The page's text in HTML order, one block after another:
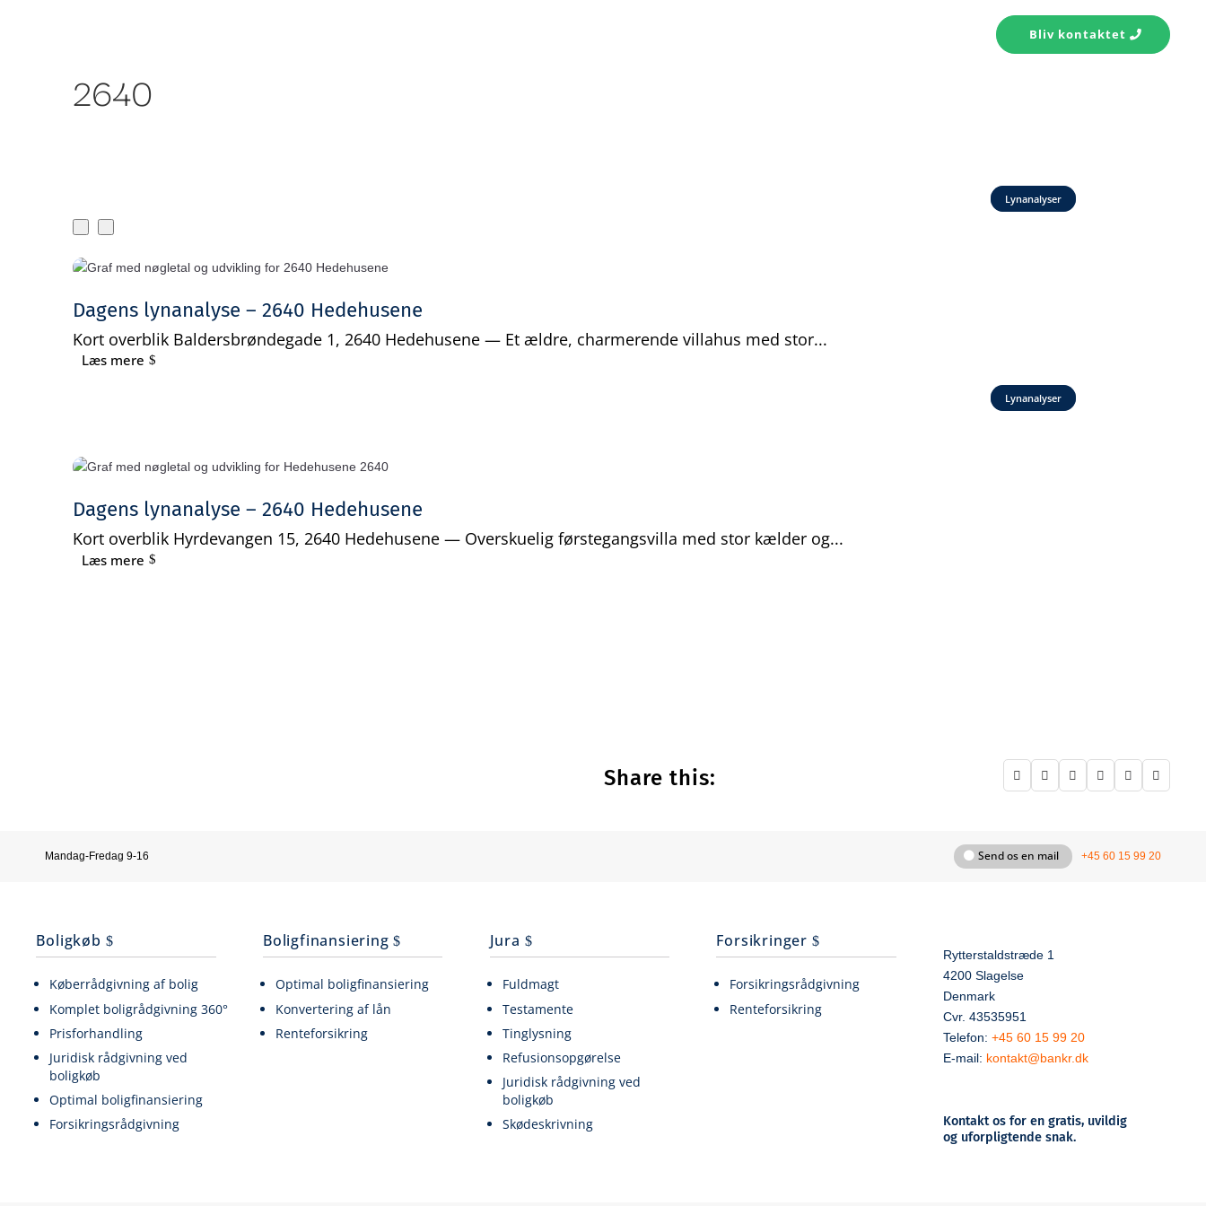
Bliv kontaktet
2640
Lynanalyser
Dagens lynanalyse – 2640 Hedehusene
Kort overblik Baldersbrøndegade 1, 2640 Hedehusene — Et ældre, charmerende villahus med stor...
Læs mere
Lynanalyser
Dagens lynanalyse – 2640 Hedehusene
Kort overblik Hyrdevangen 15, 2640 Hedehusene — Overskuelig førstegangsvilla med stor kælder og...
Læs mere
Share this:      
Mandag-Fredag 9-16 Send os en mail +45 60 15 99 20
Boligkøb
Køberrådgivning af bolig
Komplet boligrådgivning 360°
Prisforhandling
Juridisk rådgivning ved
boligkøb
Optimal boligfinansiering
Forsikringsrådgivning
Boligfinansiering
Optimal boligfinansiering
Konvertering af lån
Renteforsikring
Jura
Fuldmagt
Testamente
Tinglysning
Refusionsopgørelse
Juridisk rådgivning ved
boligkøb
Skødeskrivning
Forsikringer
Forsikringsrådgivning
Renteforsikring
Rytterstaldstræde 1
4200 Slagelse
Denmark
Cvr. 43535951
Telefon: +45 60 15 99 20
E-mail: kontakt@bankr.dk
Kontakt os for en gratis, uvildig
og uforpligtende snak.